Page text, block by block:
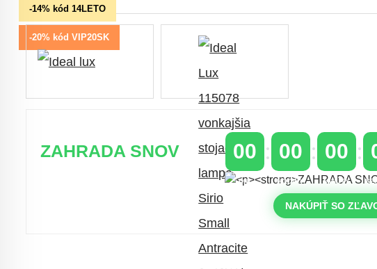
-14% kód 14LETO
-20% kód VIP20SK
ZAHRADA SNOV 00
DNI
00
HODINY
00
MINÚTY
NAKÚPIŤ SO